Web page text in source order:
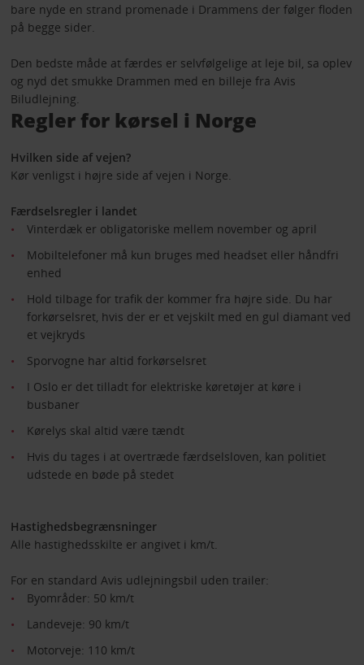
bare nyde en strand promenade i Drammens der følger floden
på begge sider.
Den bedste måde at færdes er selvfølgelige at leje bil, sa oplev
og nyd det smukke Drammen med en billeje fra Avis
Biludlejning.
Regler for kørsel i Norge
Hvilken side af vejen?
Kør venligst i højre side af vejen i Norge.
Færdselsregler i landet
Vinterdæk er obligatoriske mellem november og april
Mobiltelefoner må kun bruges med headset eller håndfri
enhed
Hold tilbage for trafik der kommer fra højre side. Du har
forkørselsret, hvis der er et vejskilt med en gul diamant ved
et vejkryds
Sporvogne har altid forkørselsret
I Oslo er det tilladt for elektriske køretøjer at køre i
busbaner
Kørelys skal altid være tændt
Hvis du tages i at overtræde færdselsloven, kan politiet
udstede en bøde på stedet
Hastighedsbegrænsninger
Alle hastighedsskilte er angivet i km/t.
For en standard Avis udlejningsbil uden trailer:
Byområder: 50 km/t
Landeveje: 90 km/t
Motorveje: 110 km/t